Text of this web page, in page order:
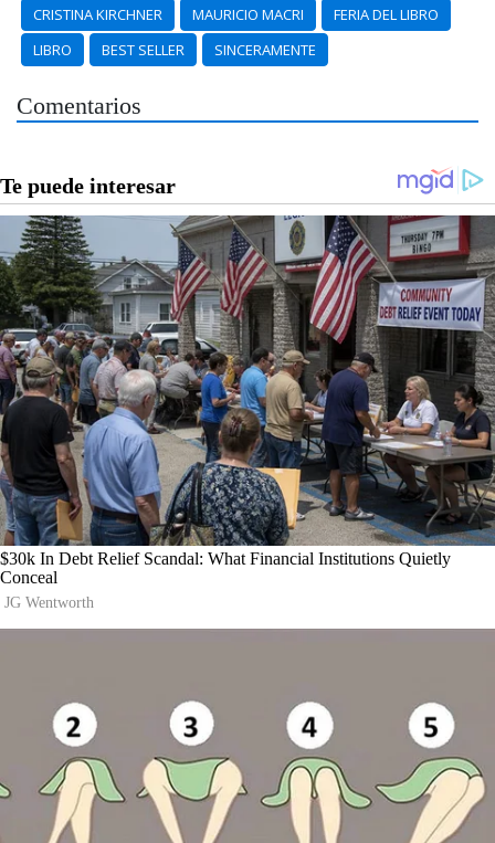
CRISTINA KIRCHNER MAURICIO MACRI
FERIA DEL LIBRO
LIBRO
BEST SELLER SINCERAMENTE
Comentarios